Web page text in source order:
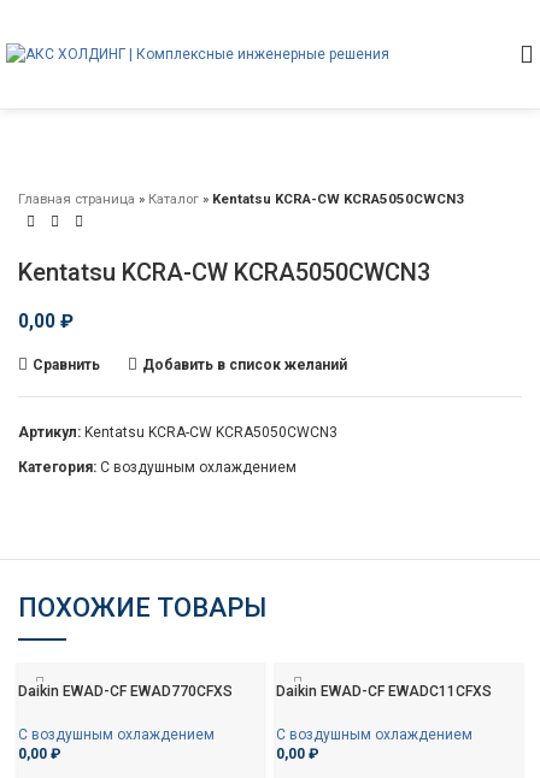
Главная страница » Каталог » Kentatsu KCRA-CW KCRA5050CWCN3
Kentatsu KCRA-CW KCRA5050CWCN3
0,00 ₽
Сравнить Добавить в список желаний
Артикул: Kentatsu KCRA-CW KCRA5050CWCN3
Категория: С воздушным охлаждением
ПОХОЖИЕ ТОВАРЫ
Daikin EWAD-CF EWAD770CFXS
С воздушным охлаждением
0,00 ₽
Daikin EWAD-CF EWADC11CFXS
С воздушным охлаждением
0,00 ₽